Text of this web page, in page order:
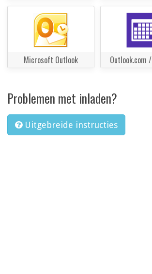
Microsoft Outlook Outlook.com
Problemen met inladen?
Uitgebreide instructies